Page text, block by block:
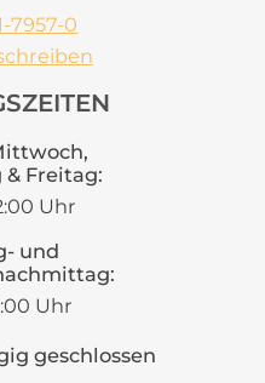
7957-0
Freitag:
Uhr
und
Uhr
geschlossen